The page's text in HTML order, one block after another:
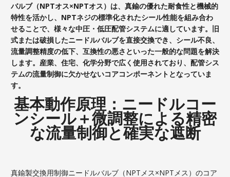
バルブ（NPTオス×NPTオス）は、真鍮の優れた耐食性と機械的
特性を活かし、NPTネジの標準化されたシール性能を組み合わ
せることで、様々な中圧・低圧配管システムに適しています。旧
式または破損したニードルバルブを直接交換でき、シール不良、
流量調整精度の低下、互換性の悪さといった一般的な問題を解決
します。産業、住宅、化学分野で広く使用されており、配管シス
テムの流量制御に欠かせないコアコンポーネントとなっていま
す。
基本動作原理：ニードルコー
ンシール＋微調整による精密
な流量制御と確実な遮断
真鍮製交換用制御ニードルバルブ（NPTメス×NPTメス）のコア